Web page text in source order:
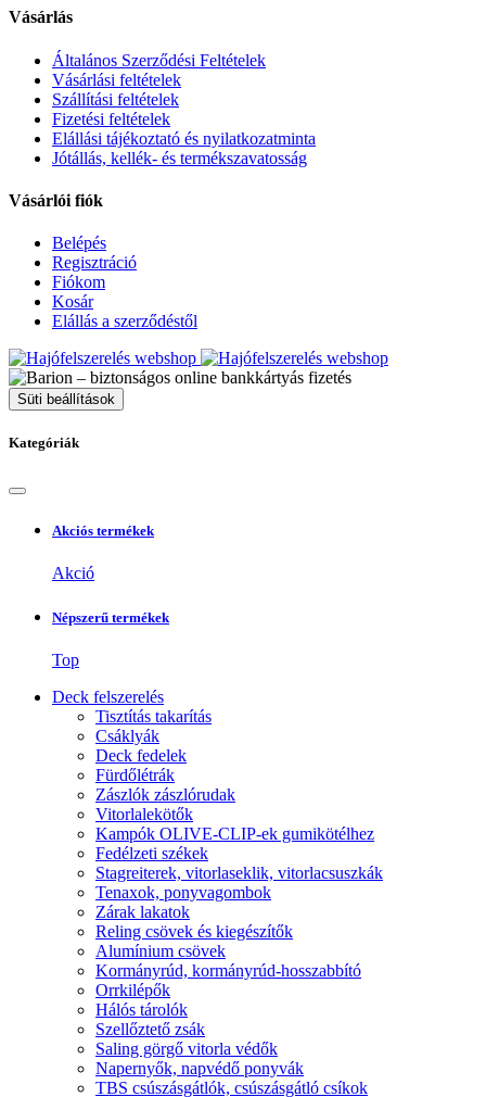
Vásárlás
Általános Szerződési Feltételek
Vásárlási feltételek
Szállítási feltételek
Fizetési feltételek
Elállási tájékoztató és nyilatkozatminta
Jótállás, kellék- és termékszavatosság
Vásárlói fiók
Belépés
Regisztráció
Fiókom
Kosár
Elállás a szerződéstől
Süti beállítások
Kategóriák
Akciós termékek
Akció
Népszerű termékek
Top
Deck felszerelés
Tisztítás takarítás
Csáklyák
Deck fedelek
Fürdőlétrák
Zászlók zászlórudak
Vitorlalekötők
Kampók OLIVE-CLIP-ek gumikötélhez
Fedélzeti székek
Stagreiterek, vitorlaseklik, vitorlacsuszkák
Tenaxok, ponyvagombok
Zárak lakatok
Reling csövek és kiegészítők
Alumínium csövek
Kormányrúd, kormányrúd-hosszabbító
Orrkilépők
Hálós tárolók
Szellőztető zsák
Saling görgő vitorla védők
Napernyők, napvédő ponyvák
TBS csúszásgátlók, csúszásgátló csíkok